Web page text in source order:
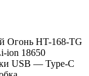
Огонь HT-168-TG
ion 18650
USB — Type-C